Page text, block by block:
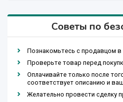
Советы по
Познакомьтесь с продавцом в
Проверьте товар перед
Оплачивайте только после
соответствует описанию и
Желательно провести сделку